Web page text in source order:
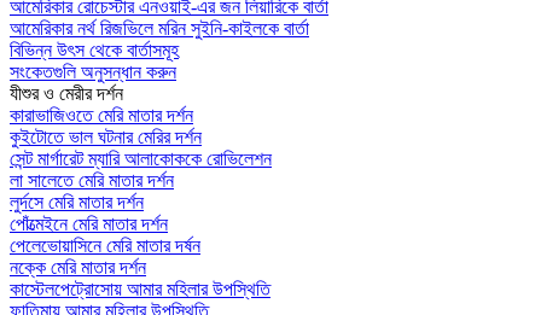
আমেরিকার রোচেস্টার এনওয়াই-এর জন লিয়ারিকে বার্তা
আমেরিকার নর্থ রিজভিলে মরিন সুইনি-কাইলকে বার্তা
বিভিন্ন উৎস থেকে বার্তাসমূহ
সংকেতগুলি অনুসন্ধান করুন
যীশুর ও মেরীর দর্শন
কারাভাজিওতে মেরি মাতার দর্শন
কুইটোতে ভাল ঘটনার মেরির দর্শন
সেন্ট মার্গারেট ম্যারি আলাকোককে রোভিলেশন
লা সালেতে মেরি মাতার দর্শন
লুর্দসে মেরি মাতার দর্শন
পোঁত্মেইনে মেরি মাতার দর্শন
পেলেভোয়াসিনে মেরি মাতার দর্ষন
নক্কে মেরি মাতার দর্শন
কাস্টেলপেট্রোসোয় আমার মহিলার উপস্থিতি
ফাতিমায় আমার মহিলার উপস্থিতি